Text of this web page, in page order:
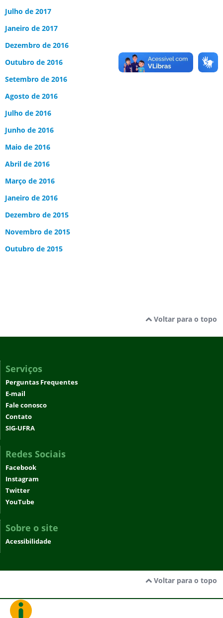
Julho de 2017
Janeiro de 2017
Dezembro de 2016
Outubro de 2016
Setembro de 2016
Agosto de 2016
Julho de 2016
Junho de 2016
Maio de 2016
Abril de 2016
Março de 2016
Janeiro de 2016
Dezembro de 2015
Novembro de 2015
Outubro de 2015
Voltar para o topo
Serviços
Perguntas Frequentes
E-mail
Fale conosco
Contato
SIG-UFRA
Redes Sociais
Facebook
Instagram
Twitter
YouTube
Sobre o site
Acessibilidade
Voltar para o topo